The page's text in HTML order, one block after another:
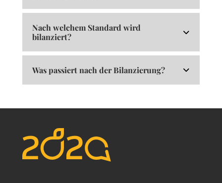
Nach welchem Standard wird
bilanziert?
Was passiert nach der Bilanzierung?